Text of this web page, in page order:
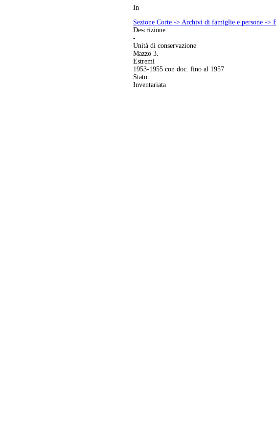
In
Sezione Corte -> Archivi di famiglie e persone ->
Descrizione
-
Unità di conservazione
Mazzo 3.
Estremi
1953-1955 con doc. fino al 1957
Stato
Inventariata